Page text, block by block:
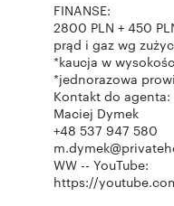
FINANSE:
2800 PLN + 450
prąd i gaz wg
*kaucja w
*jednorazowa
Kontakt do agenta:
Maciej Dymek
+48 537 947 580
WW -- YouTube:
https://